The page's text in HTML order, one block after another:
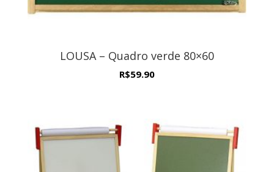
LOUSA – Quadro verde 80×60
R$59.90